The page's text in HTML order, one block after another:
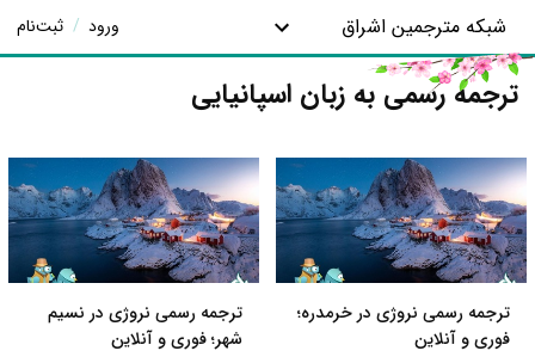
شبکه مترجمین اشراق ورود / ثبت‌نام
ترجمه رسمی به زبان اسپانیایی
ترجمه رسمی نروژی در خرمدره؛
فوری و آنلاین
ترجمه رسمی نروژی در نسیم
شهر؛ فوری و آنلاین